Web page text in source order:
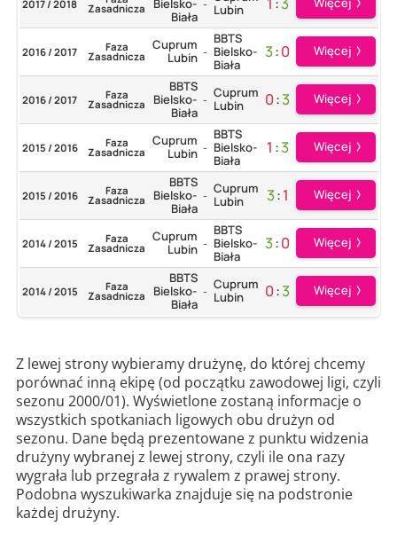
2017 / 2018 Zasadnicza
Bielsko-
Biała
- Lubin
2016 / 2017 Faza
Zasadnicza
Cuprum
Lubin -
BBTS
Bielsko-
Biała
3:0 Więcej
2016 / 2017 Faza
Zasadnicza
BBTS
Bielsko-
Biała
- Cuprum
Lubin
0:3 Więcej
2015 / 2016 Faza
Zasadnicza
Cuprum
Lubin -
BBTS
Bielsko-
Biała
1 :3 Więcej
2015 / 2016 Faza
Zasadnicza
BBTS
Bielsko-
Biała
- Cuprum
Lubin
3:1 Więcej
2014 / 2015 Faza
Zasadnicza
Cuprum
Lubin -
BBTS
Bielsko-
Biała
3:0 Więcej
2014 / 2015 Faza
Zasadnicza
BBTS
Bielsko-
Biała
- Cuprum
Lubin
0:3 Więcej
Z lewej strony wybieramy drużynę, do której chcemy
porównać inną ekipę (od początku zawodowej ligi, czyli
sezonu 2000/01). Wyświetlone zostaną informacje o
wszystkich spotkaniach ligowych obu drużyn od
sezonu. Dane będą prezentowane z punktu widzenia
drużyny wybranej z lewej strony, czyli ile ona razy
wygrała lub przegrała z rywalem z prawej strony.
Podobna wyszukiwarka znajduje się na podstronie
każdej drużyny.